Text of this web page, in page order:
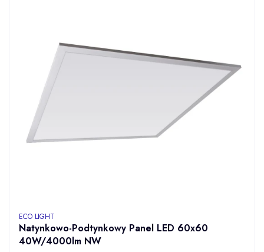
Natynkowo-Podtynkowy Panel LED 60x60
40W/4000lm NW
PRODUCENT
ECO LIGHT